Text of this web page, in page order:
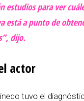
estudios para ver
está a punto de
dijo.
actor
tuvo el